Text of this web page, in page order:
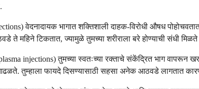
वेदनादायक भागात शक्तिशाली दाहक-विरोधी औषध
ते महिने टिकतात, ज्यामुळे तुमच्या शरीराला बरे होण्याची संधी
injections) तुमच्या स्वतःच्या रक्ताचे संकेंद्रित भाग वापरून
तुम्हाला फायदे दिसण्यासाठी सहसा अनेक आठवडे लागतात